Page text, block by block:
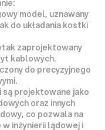
model, uznawany
do układania kostki
zaprojektowany
kablowych.
do precyzyjnego
.
oraz innych
co pozwala na
inżynierii lądowej i